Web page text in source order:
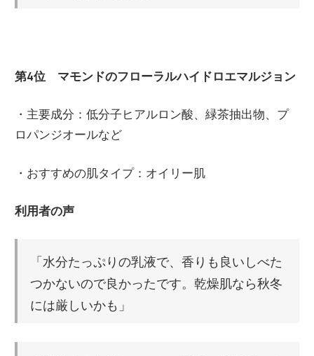
第4位 マモンドのフローラルハイドロエマルジョン
・主要成分：低分子ヒアルロン酸、緑茶抽出物、プ
ロパンジオールなど
・おすすめの肌タイプ：オイリー肌
利用者の声
「水分たっぷりの乳液で、香りも良いしべた
つかないので良かったです。乾燥肌なら秋冬
には厳しいかも」